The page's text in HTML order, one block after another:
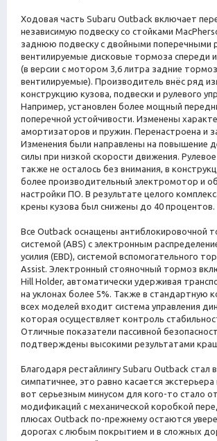
Ходовая часть Subaru Outback включает
независимую подвеску со стойками
заднюю подвеску с двойными поперечными
вентилируемые дисковые тормоза спереди
(в версии с мотором 3,6 литра задние
вентилируемые). Производитель внёс ряд
конструкцию кузова, подвески и рулевого
Например, установлен более мощный
поперечной устойчивости. Изменены
амортизаторов и пружин. Перенастроена и
Изменения были направлены на повышение
силы при низкой скорости движения. Рулевое
также не осталось без внимания, в
более производительный электромотор и
настройки ПО. В результате целого
крены кузова был снижены до 40 процентов.
Все Outback оснащены антиблокировочной
системой (ABS) с электронным
усилия (EBD), системой вспомогательного
Assist. Электронный стояночный тормоз
Hill Holder, автоматически удерживая
на уклонах более 5%. Также в стандартную
всех моделей входит система управления
которая осуществляет контроль
Отличные показатели пассивной
подтверждены высокими результатами
Благодаря рестайлингу Subaru Outback стал
симпатичнее, это равно касается
вот серьезным минусом для кого-то стало
модификаций с механической коробкой
плюсах Outback по-прежнему остаются
дорогах с любым покрытием и в сложных